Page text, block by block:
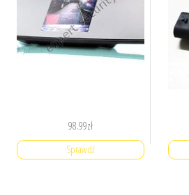
98.99zł
Sprawdź